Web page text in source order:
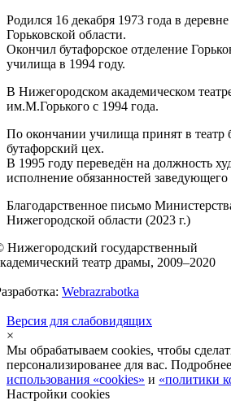
Родился 16 декабря 1973 года в
Горьковской области.
Окончил бутафорское отделение
училища в 1994 году.
В Нижегородском академическом
им.М.Горького с 1994 года.
По окончании училища принят в театр
бутафорский цех.
В 1995 году переведён на должность
исполнение обязанностей
Благодарственное письмо
Нижегородской области (2023 г.)
Нижегородский государственный
театр драмы, 2009–2020
Webrazrabotka
Версия для слабовидящих
×
Мы обрабатываем cookies, чтобы
персонализированее для вас.
использования «cookies» и «политики
Настройки cookies